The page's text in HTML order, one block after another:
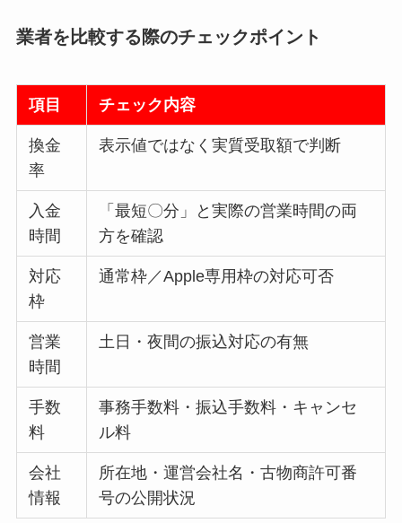
業者を比較する際のチェックポイント
項目 チェック内容
換金
率
表示値ではなく実質受取額で判断
入金
時間
「最短〇分」と実際の営業時間の両
方を確認
対応
枠
通常枠／Apple専用枠の対応可否
営業
時間
土日・夜間の振込対応の有無
手数
料
事務手数料・振込手数料・キャンセ
ル料
会社
情報
所在地・運営会社名・古物商許可番
号の公開状況